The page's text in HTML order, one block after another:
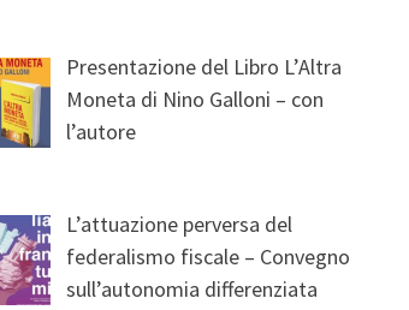
Presentazione del Libro L’Altra
Moneta di Nino Galloni – con
l’autore
L’attuazione perversa del
federalismo fiscale – Convegno
sull’autonomia differenziata